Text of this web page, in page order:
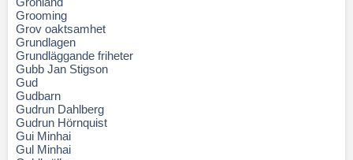
Grooming
Grov oaktsamhet
Grundlagen
Grundläggande friheter
Gubb Jan Stigson
Gud
Gudbarn
Gudrun Dahlberg
Gudrun Hörnquist
Gui Minhai
Gul Minhai